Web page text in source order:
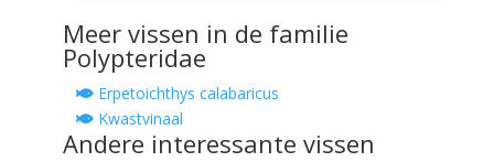
Meer vissen in de familie
Polypteridae
Erpetoichthys calabaricus
Kwastvinaal
Andere interessante vissen